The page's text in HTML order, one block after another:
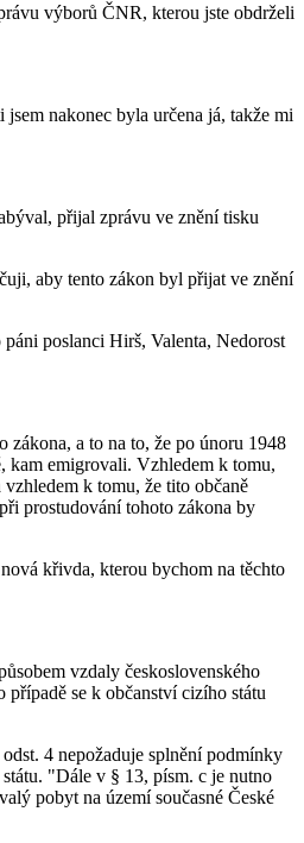
výborů ČNR, kterou jste obdrželi
nakonec byla určena já, takže mi
přijal zprávu ve znění tisku
aby tento zákon byl přijat ve znění
poslanci Hirš, Valenta, Nedorost
zákona, a to na to, že po únoru 1948
kam emigrovali. Vzhledem k tomu,
k tomu, že tito občaně
prostudování tohoto zákona by
křivda, kterou bychom na těchto
vzdaly československého
se k občanství cizího státu
4 nepožaduje splnění podmínky
"Dále v § 13, písm. c je nutno
pobyt na území současné České